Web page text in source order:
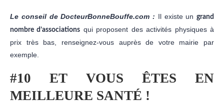
Le conseil de DocteurBonneBouffe.com : Il existe un grand
nombre d’associations qui proposent des activités physiques à
prix très bas, renseignez-vous auprès de votre mairie par
exemple.
#10 ET VOUS ÊTES EN
MEILLEURE SANTÉ !